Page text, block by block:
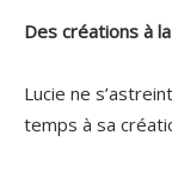
Des créations à
Lucie ne
temps à sa